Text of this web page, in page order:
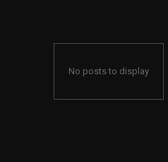
No posts to display